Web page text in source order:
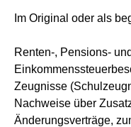
Im Original oder als
Renten-, Pensions-
Zeugnisse
Nachweise über
Änderungsverträge,